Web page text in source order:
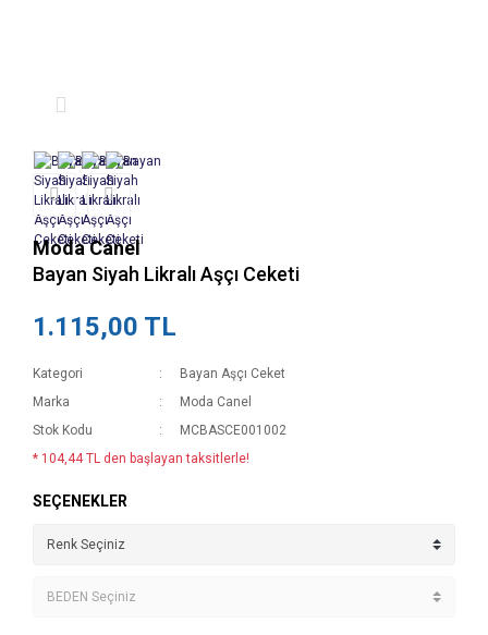
Moda Canel
Bayan Siyah Likralı Aşçı Ceketi
1.115,00 TL
Kategori
Bayan Aşçı Ceket
Marka
Moda Canel
Stok Kodu
MCBASCE001002
* 104,44 TL den başlayan taksitlerle!
SEÇENEKLER